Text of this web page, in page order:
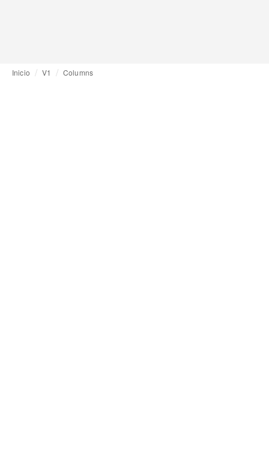
Inicio V1 Columns